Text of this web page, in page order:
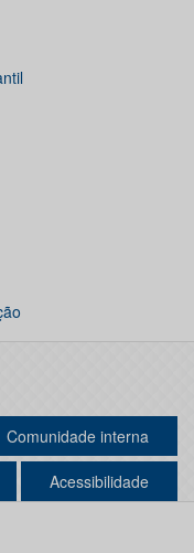
Comunidade interna
Acessibilidade